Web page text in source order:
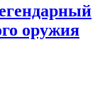
оружия